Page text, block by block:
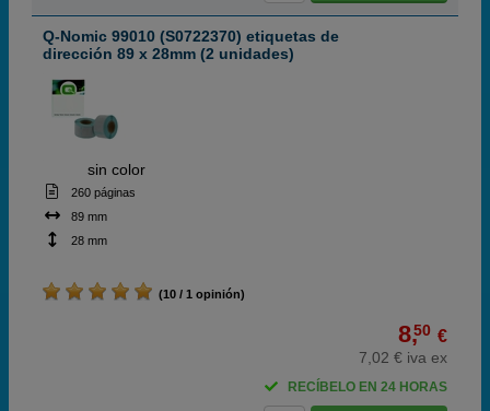
Q-Nomic 99010 (S0722370) etiquetas de
dirección 89 x 28mm (2 unidades)
sin color
260 páginas
89 mm
28 mm
(10 / 1 opinión)
8,50 €
7,02 € iva ex
RECÍBELO EN 24 HORAS